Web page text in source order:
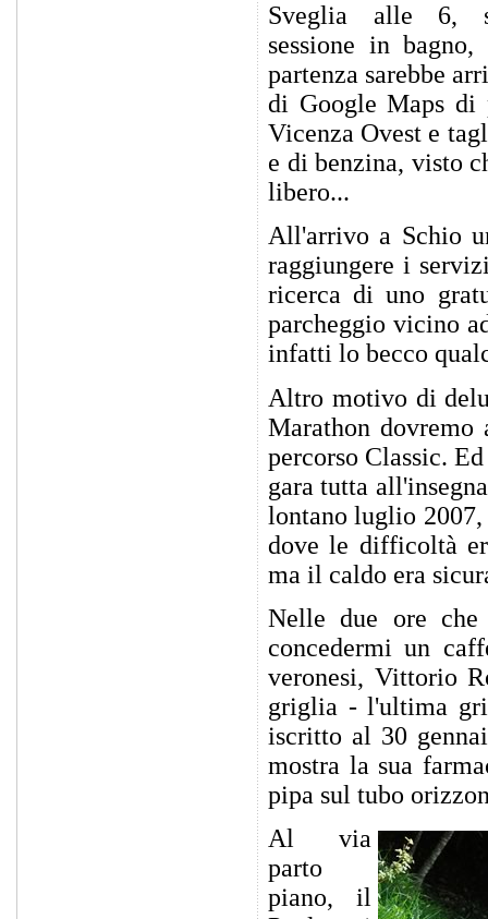
Sveglia alle 6,
sessione in
partenza sarebbe
di Google Maps di
Vicenza Ovest e
e di benzina, visto
libero...
All'arrivo a Schio
raggiungere i
ricerca di uno
parcheggio vicino
infatti lo becco
Altro motivo di
Marathon
percorso Classic.
gara tutta
lontano luglio
dove le difficoltà
ma il caldo era
Nelle due ore
concedermi un
veronesi, Vittorio
griglia - l'ultima
iscritto al 30
mostra la sua
pipa sul tubo
Al via
parto
piano, il